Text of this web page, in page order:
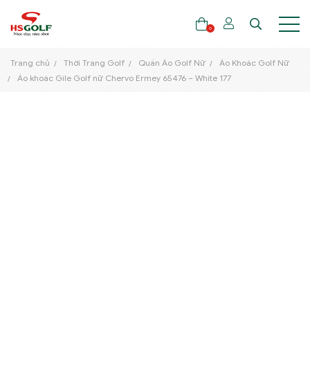
0
Trang chủ Thời Trang Golf Quần Áo Golf Nữ
Áo Khoác Golf Nữ
Áo khoác Gile Golf nữ Chervo Ermey 65476 – White 177